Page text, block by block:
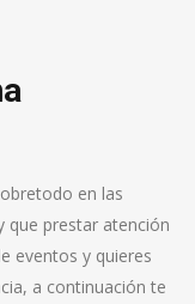
en las
que prestar atención
eventos y quieres
a continuación te